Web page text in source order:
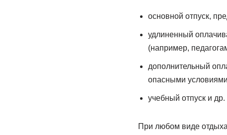
основной отпуск,
удлиненный
(например,
дополнительный
опасными
учебный отпуск и др.
При любом виде